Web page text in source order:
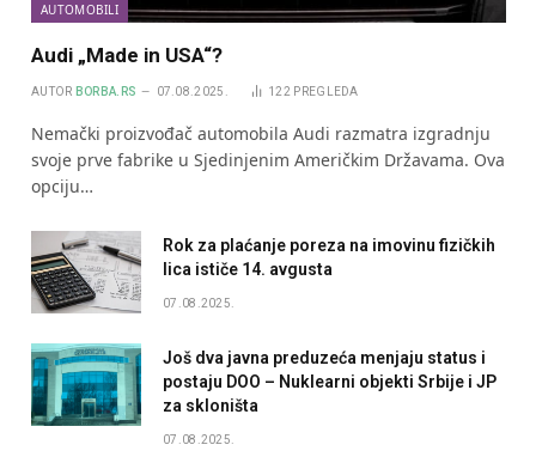
AUTOMOBILI
Audi „Made in USA“?
AUTOR BORBA.RS 07.08.2025. 122 PREGLEDA
Nemački proizvođač automobila Audi razmatra izgradnju
svoje prve fabrike u Sjedinjenim Američkim Državama. Ova
opciju…
Rok za plaćanje poreza na imovinu fizičkih
lica ističe 14. avgusta
07.08.2025.
Još dva javna preduzeća menjaju status i
postaju DOO – Nuklearni objekti Srbije i JP
za skloništa
07.08.2025.